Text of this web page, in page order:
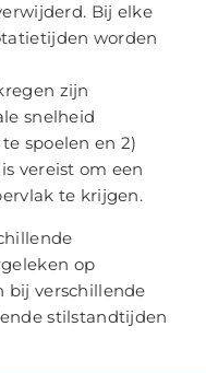
Bij elke
worden
zijn
snelheid
spoelen en 2)
vereist om een
te krijgen.
op
bij verschillende
stilstandtijden